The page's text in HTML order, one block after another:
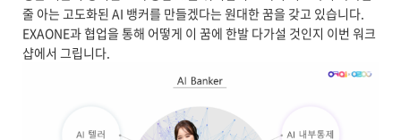
줄 아는 고도화된 AI 뱅커를 만들겠다는 원대한 꿈을 갖고 있습니다.
EXAONE과 협업을 통해 어떻게 이 꿈에 한발 다가설 것인지 이번 워크
샵에서 그립니다.